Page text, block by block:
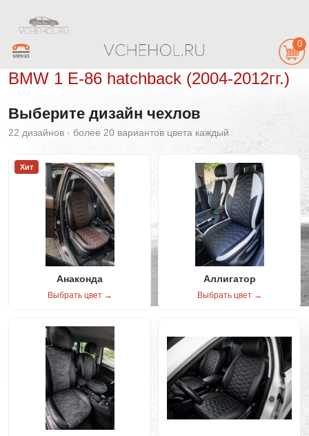
0
BMW 1 E-86 hatchback (2004-2012гг.)
Выберите дизайн чехлов
22 дизайнов · более 20 вариантов цвета каждый
Хит
Анаконда
Выбрать цвет →
Аллигатор
Выбрать цвет →